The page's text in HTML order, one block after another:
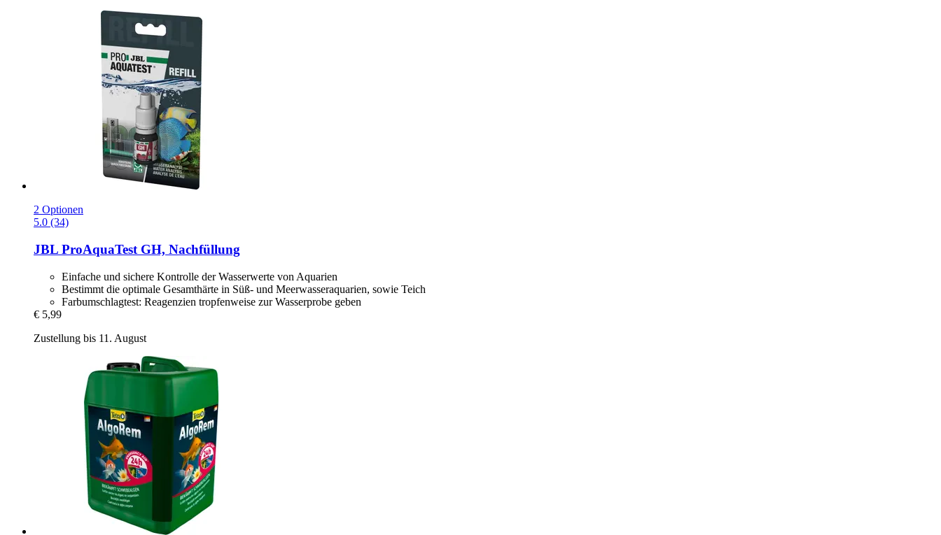
2 Optionen
5.0 (34)
JBL ProAquaTest GH, Nachfüllung
Einfache und sichere Kontrolle der Wasserwerte von Aquarien
Bestimmt die optimale Gesamthärte in Süß- und Meerwasseraquarien, sowie Teich
Farbumschlagtest: Reagenzien tropfenweise zur Wasserprobe geben
€ 5,99
Zustellung bis 11. August